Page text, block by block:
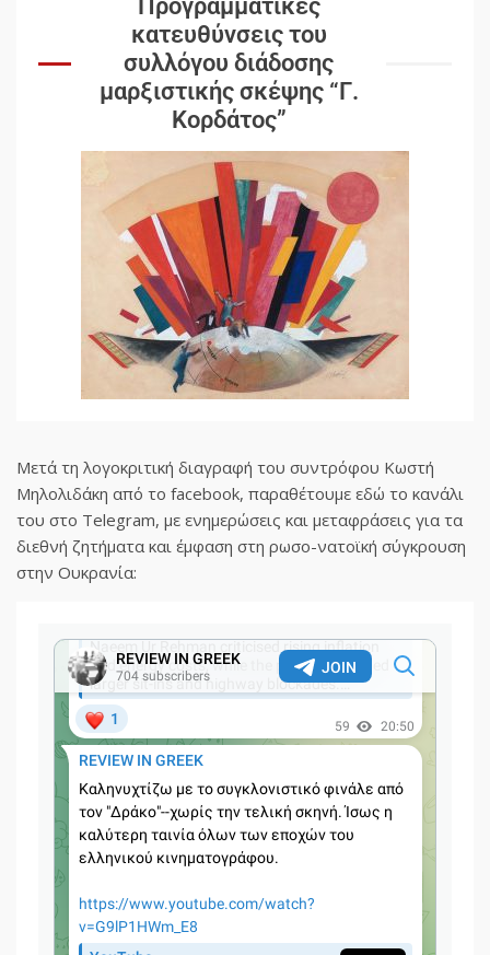
Προγραμματικές
κατευθύνσεις του
συλλόγου διάδοσης
μαρξιστικής σκέψης “Γ.
Κορδάτος”
Μετά τη λογοκριτική διαγραφή του συντρόφου Κωστή
Μηλολιδάκη από το facebook, παραθέτουμε εδώ το κανάλι
του στο Telegram, με ενημερώσεις και μεταφράσεις για τα
διεθνή ζητήματα και έμφαση στη ρωσο-νατοϊκή σύγκρουση
στην Ουκρανία: